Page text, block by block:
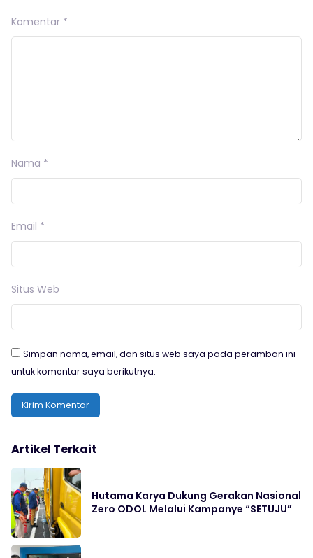
Komentar *
Nama *
Email *
Situs Web
Simpan nama, email, dan situs web saya pada peramban ini
untuk komentar saya berikutnya.
Artikel Terkait
Hutama Karya Dukung Gerakan Nasional
Zero ODOL Melalui Kampanye “SETUJU”